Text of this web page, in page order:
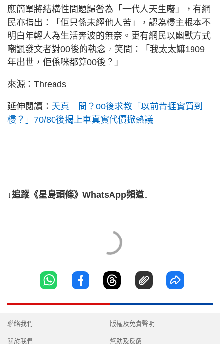
應簡單將結構性問題歸咎為「一代人天生廢」，有網
民亦指出：「佢只係未經他人苦」，認為樓主根本不
明白年輕人為生活奔波的無奈。更有網民以幽默方式
嘲諷發文者對00後的執念，笑問：「我太太嫲1909
年出世，佢係咪都算00後？」
來源：Threads
延伸閱讀： 天真一問？00後求教「以前肯捱實買到
樓？」70/80後揭上車真實代價掀熱議
↓追蹤《星島頭條》WhatsApp頻道↓
聯絡我們
關於我們
版權及免責聲明
幫助及反饋